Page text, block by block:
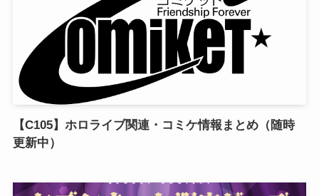
【C105】ホロライブ関連・コミケ情報まとめ（随時
更新中）